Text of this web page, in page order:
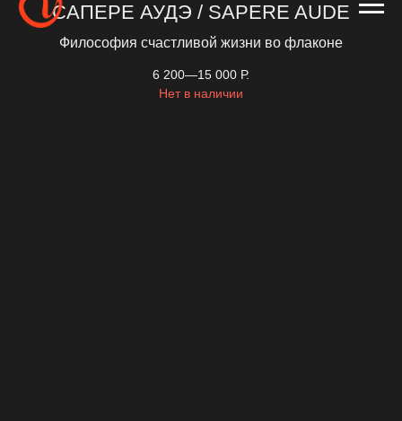
САПЕРЕ АУДЭ / SAPERE AUDE
Философия счастливой жизни во флаконе
6 200—15 000 Р.
Нет в наличии